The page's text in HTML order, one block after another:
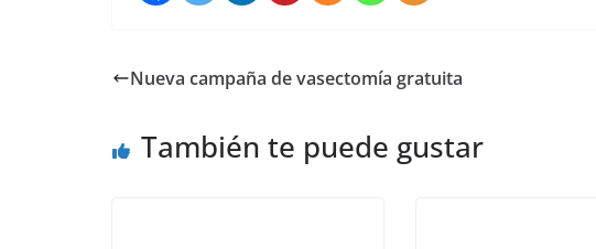
Nueva campaña de vasectomía gratuita
También te puede gustar